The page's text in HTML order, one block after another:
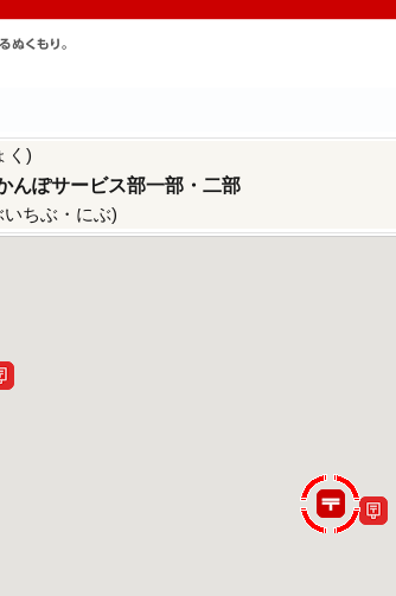
く)
ぽサービス部一部・二部
ちぶ・にぶ)